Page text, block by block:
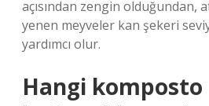
açısından zengin olduğundan,
yenen meyveler kan şekeri
yardımcı olur.
Hangi komposto